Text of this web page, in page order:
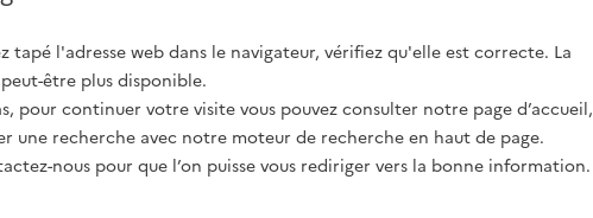
tapé l'adresse web dans le navigateur, vérifiez qu'elle est correcte. La
peut-être plus disponible.
pour continuer votre visite vous pouvez consulter notre page d’accueil,
une recherche avec notre moteur de recherche en haut de page.
nous pour que l’on puisse vous rediriger vers la bonne information.